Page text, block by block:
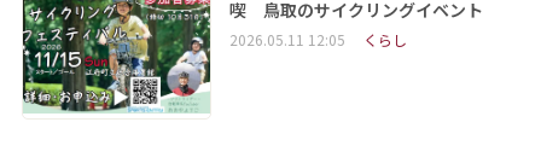
喫 鳥取のサイクリングイベント
2026.05.11 12:05 くらし